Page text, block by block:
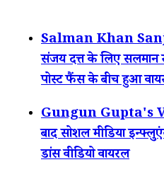
Salman Khan
संजय दत्त के लिए सलमान
पोस्ट फैंस के बीच हुआ
Gungun Gupta's
बाद सोशल मीडिया
डांस वीडियो वायरल